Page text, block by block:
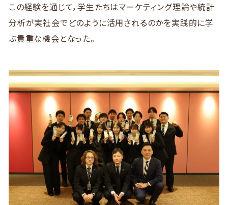
この経験を通じて，学生たちはマーケティング理論や統計
分析が実社会でどのように活用されるのかを実践的に学
ぶ貴重な機会となった。